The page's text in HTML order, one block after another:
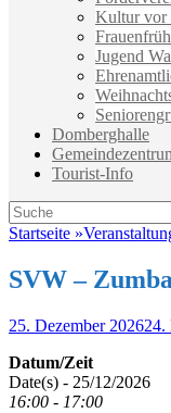
Kultur vor
Jugend
Domberghalle
Tourist-Info
Suche
Suche
nach:
Startseite »
SVW –
Veröffentlicht
25. Dezember 202624.
Datum/Zeit
Date(s) - 25/12/2026
16:00 - 17:00